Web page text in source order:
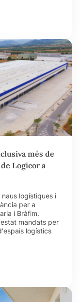
més de
Logicor a
logístiques i
per a
i Bràfim.
mandats per
logístics